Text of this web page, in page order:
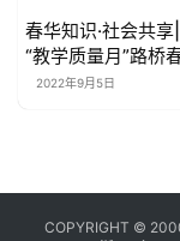
春华知识·社会共享
“教学质量月”路桥
名师在行动
2022年9月5日
COPYRIGHT ©